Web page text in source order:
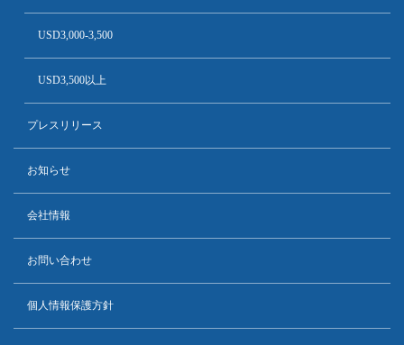
USD3,000-3,500
USD3,500以上
プレスリリース
お知らせ
会社情報
お問い合わせ
個人情報保護方針